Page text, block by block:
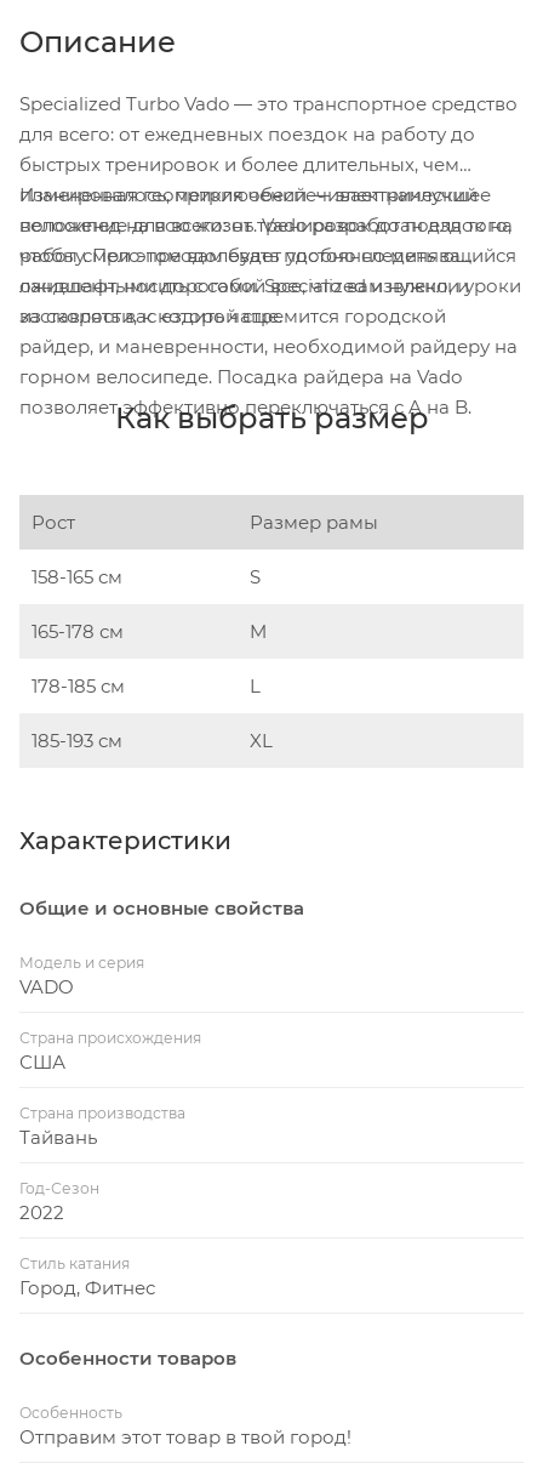
Описание
Specialized Turbo Vado — это транспортное средство
для всего: от ежедневных поездок на работу до
быстрых тренировок и более длительных, чем
планировалось, приключений — электрический
велосипед на всю жизнь. Vado разработан для того,
чтобы смело преодолевать постоянно меняющийся
ландшафт, носить с собой все, что вам нужно, и
заставлять вас ездить чаще.
Измененная геометрия обеспечивает наилучшее
положение для всего: от тренировок до поездок на
работу. При этом вам будет удобно следить за
оживленными дорогами. Specialized извлекли уроки
из скорости, к которой стремится городской
райдер, и маневренности, необходимой райдеру на
горном велосипеде. Посадка райдера на Vado
позволяет эффективно переключаться с A на B.
Как выбрать размер
Рост Размер рамы
158-165 см S
165-178 см M
178-185 см L
185-193 см XL
Характеристики
Общие и основные свойства
Модель и серия
VADO
Страна происхождения
США
Страна производства
Тайвань
Год-Сезон
2022
Стиль катания
Город, Фитнес
Особенности товаров
Особенность
Отправим этот товар в твой город!